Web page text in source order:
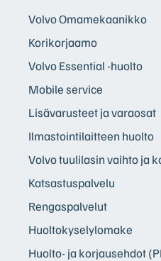
Volvo Omamekaanikko
Korikorjaamo
Volvo Essential -huolto
Mobile service
Lisävarusteet ja varaosat
Ilmastointilaitteen huolto
Volvo tuulilasin vaihto ja
Katsastuspalvelu
Rengaspalvelut
Huoltokyselylomake
Huolto- ja korjausehdot